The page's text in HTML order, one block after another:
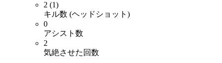
2 (1)
キル数 (ヘッドショット)
0
アシスト数
2
気絶させた回数